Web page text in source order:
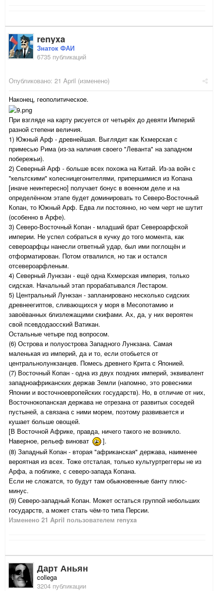
renyxa
Знаток ФАИ
6735 публикаций
Опубликовано: 21 April (изменено)
Наконец, геополитическое.
При взгляде на карту рисуется от четырёх до девяти Империй
разной степени величия.
1) Южный Арф - древнейшая. Выглядит как Кхмерская с
примесью Рима (из-за наличия своего "Леванта" на западном
побережьи).
2) Северный Арф - больше всех похожа на Китай. Из-за войн с
"кельтскими" колесницегонителями, припершимися из Копана
[иначе неинтересно] получает бонус в военном деле и на
определённом этапе будет доминировать то Северо-Восточный
Копан, то Южный Арф. Едва ли постоянно, но чем черт не шутит
(особенно в Арфе).
3) Северо-Восточный Копан - младший брат Североарфской
империи. Не успел собраться в кучку до того момента, как
североарфцы нанесли ответный удар, был ими поглощён и
отформатирован. Потом отвалился, но так и остался
отсевероарфленым.
4) Северный Лункзан - ещё одна Кхмерская империя, только
сидская. Начальный этап прорабатывался Лестаром.
5) Центральный Лункзан - запланировано несколько сидских
древнеегиптов, сливающихся у моря в Месопотамию и
завоёванных близлежащими скифами. Ах, да, у них вероятен
свой псевдодаосский Ватикан.
Остальные четыре под вопросом.
(6) Острова и полуострова Западного Лункзана. Самая
маленькая из империй, да и то, если отобьется от
центральнолункзанцев. Помесь древнего Крита с Японией.
(7) Восточный Копан - одна из двух поздних империй, эквивалент
западноафриканских держав Земли (напомню, это ровесники
Японии и восточноевропейских государств). Но, в отличие от них,
Восточнокопанская держава не отрезана от развитых соседей
пустыней, а связана с ними морем, поэтому развивается и
кушает больше овощей.
[В Восточной Африке, правда, ничего такого не возникло.
Наверное, рельеф виноват
].
(8) Западный Копан - вторая "африканская" держава, наименее
вероятная из всех. Тоже отсталая, только культуртреггеры не из
Арфа, а поближе, с северо-запада Копана.
Если не сложатся, то будут там обыкновенные банту плюс-
минус.
(9) Северо-западный Копан. Может остаться группой небольших
государств, а может стать чём-то типа Персии.
Изменено 21 April пользователем renyxa
Дарт Аньян
collega
3204 публикации